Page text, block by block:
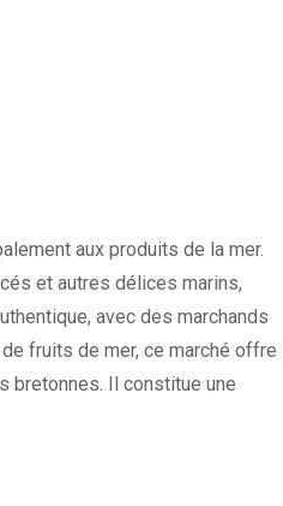
aux produits de la mer.
et autres délices marins,
avec des marchands
fruits de mer, ce marché offre
bretonnes. Il constitue une